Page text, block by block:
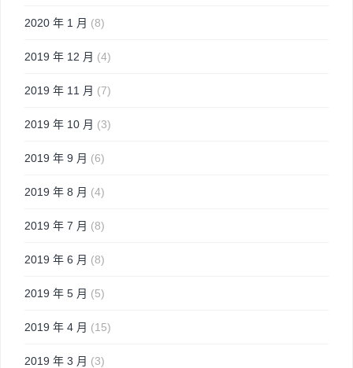
2020 年 1 月 (8)
2019 年 12 月 (4)
2019 年 11 月 (7)
2019 年 10 月 (3)
2019 年 9 月 (6)
2019 年 8 月 (4)
2019 年 7 月 (8)
2019 年 6 月 (8)
2019 年 5 月 (5)
2019 年 4 月 (15)
2019 年 3 月 (3)